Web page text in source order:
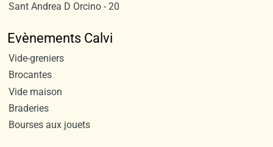
Sant Andrea D Orcino - 20
Evènements Calvi
Vide-greniers
Brocantes
Vide maison
Braderies
Bourses aux jouets